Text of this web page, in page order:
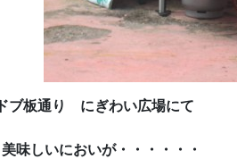
ドブ板通り にぎわい広場にて
美味しいにおいが・・・・・・